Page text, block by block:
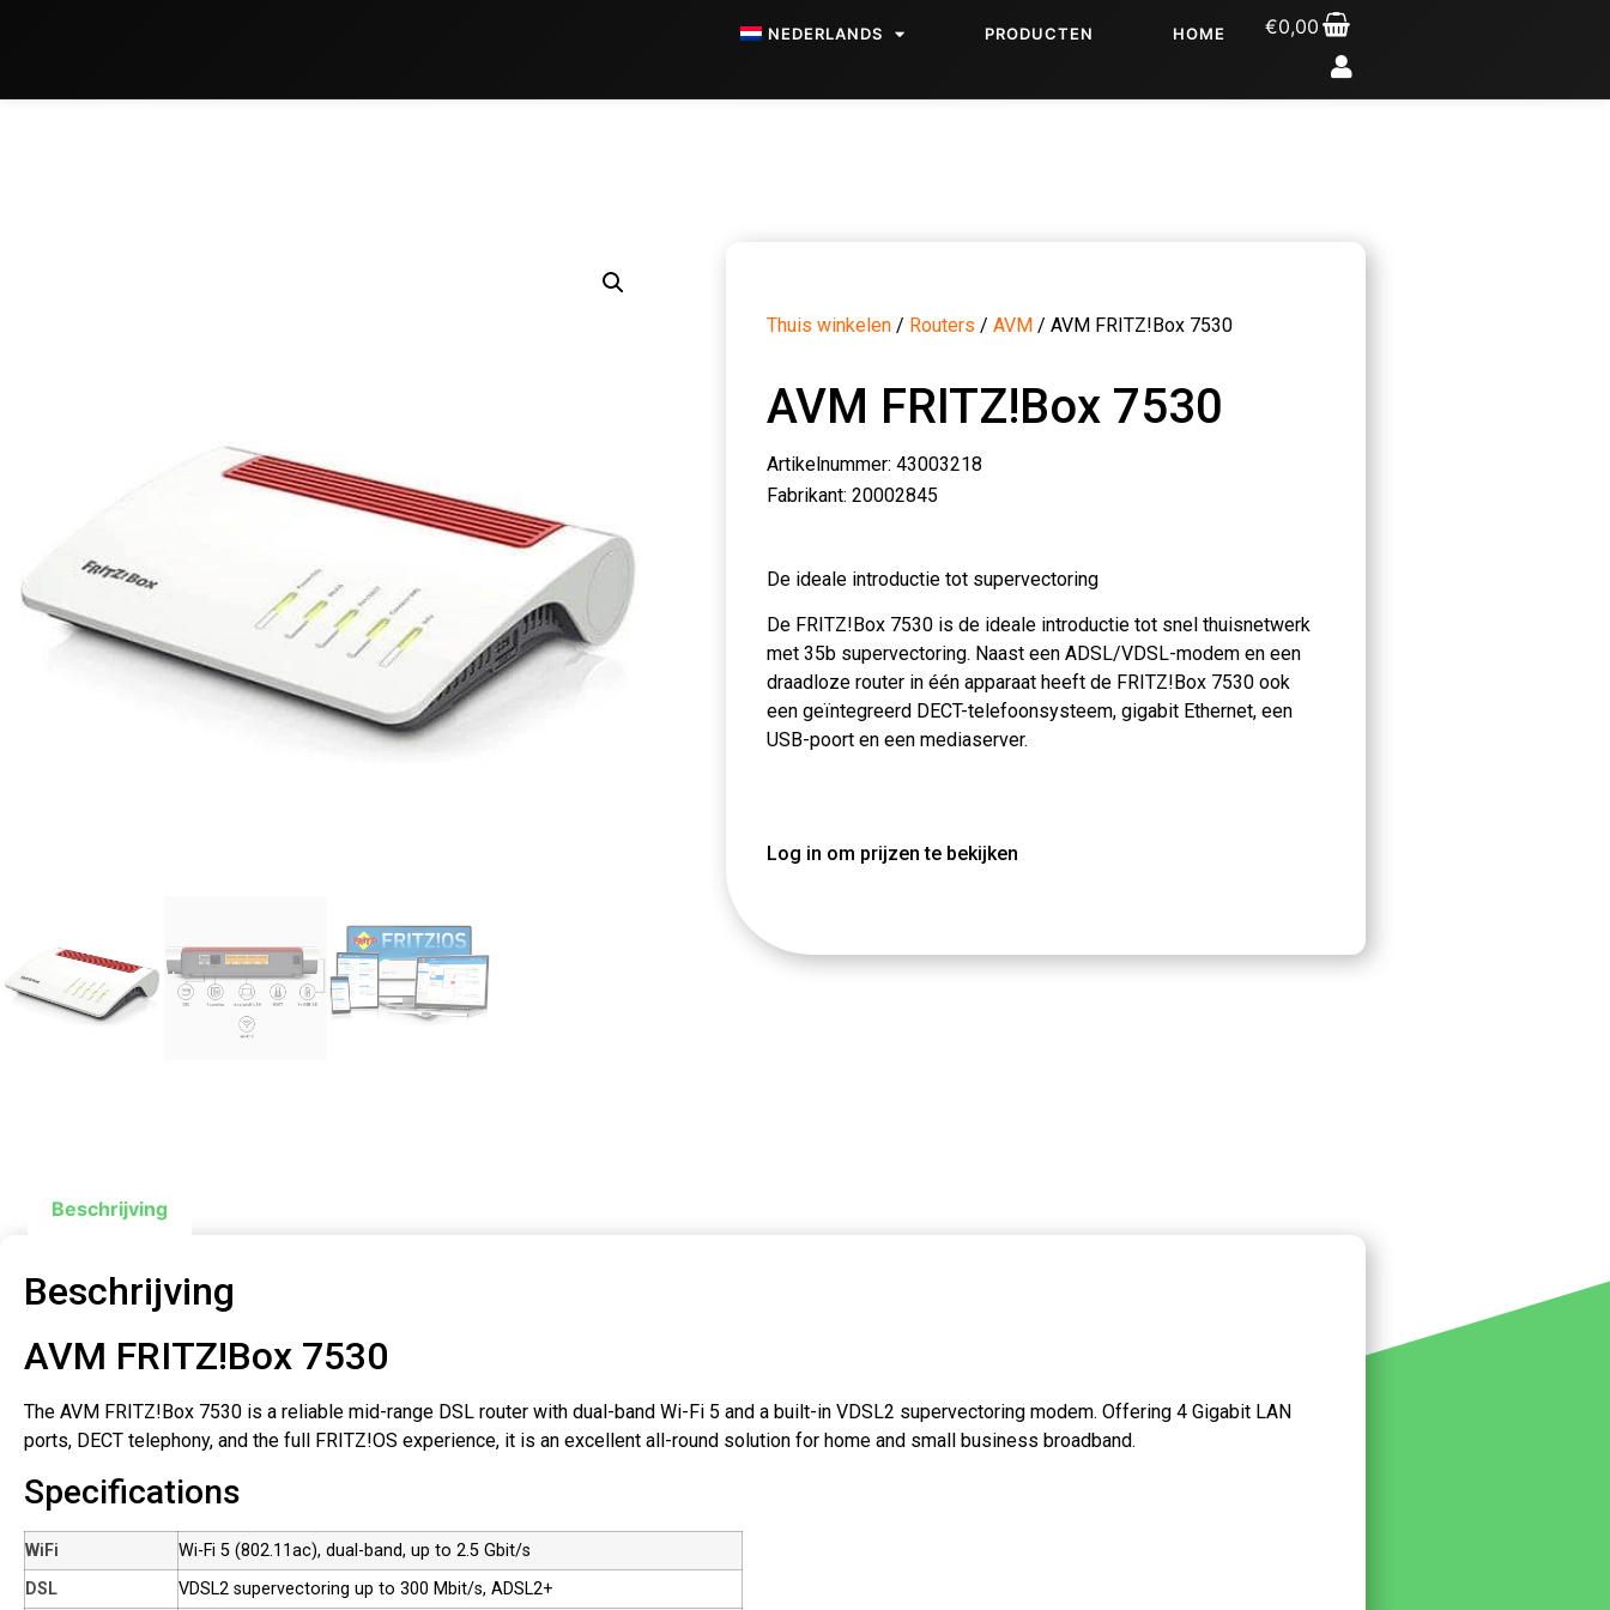
NEDERLANDS PRODUCTEN HOME €0,00
Thuis winkelen / Routers / AVM / AVM FRITZ!Box 7530
AVM FRITZ!Box 7530
Artikelnummer: 43003218
Fabrikant: 20002845
De ideale introductie tot supervectoring
De FRITZ!Box 7530 is de ideale introductie tot snel thuisnetwerk
met 35b supervectoring. Naast een ADSL/VDSL-modem en een
draadloze router in één apparaat heeft de FRITZ!Box 7530 ook
een geïntegreerd DECT-telefoonsysteem, gigabit Ethernet, een
USB-poort en een mediaserver.
Log in om prijzen te bekijken
Beschrijving
Beschrijving
AVM FRITZ!Box 7530
The AVM FRITZ!Box 7530 is a reliable mid-range DSL router with dual-band Wi-Fi 5 and a built-in VDSL2 supervectoring modem. Offering 4 Gigabit LAN
ports, DECT telephony, and the full FRITZ!OS experience, it is an excellent all-round solution for home and small business broadband.
Specifications
WiFi
Wi-Fi 5 (802.11ac), dual-band, up to 2.5 Gbit/s
DSL
VDSL2 supervectoring up to 300 Mbit/s, ADSL2+